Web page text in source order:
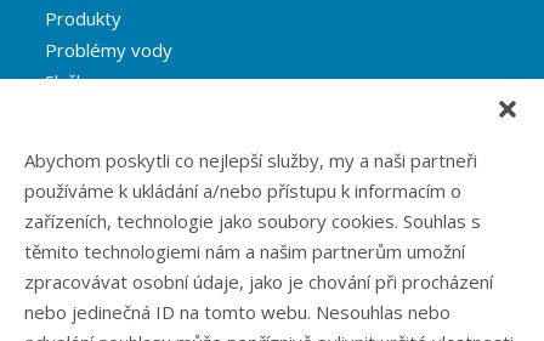
Abychom poskytli co nejlepší služby, my a naši partneři
používáme k ukládání a/nebo přístupu k informacím o
zařízeních, technologie jako soubory cookies. Souhlas s
těmito technologiemi nám a našim partnerům umožní
zpracovávat osobní údaje, jako je chování při procházení
nebo jedinečná ID na tomto webu. Nesouhlas nebo
Produkty
Problémy vody
Služby
Eshop
Kontakt
Rubriky článků